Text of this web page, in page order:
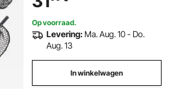
Op voorraad.
Levering: Ma. Aug. 10 - Do.
Aug. 13
In winkelwagen